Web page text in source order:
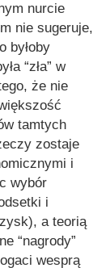
nurcie
nie sugeruje,
byłoby
“zła” w
że nie
tamtych
zostaje
i
wybór
i
a teorią
“nagrody”
wesprą